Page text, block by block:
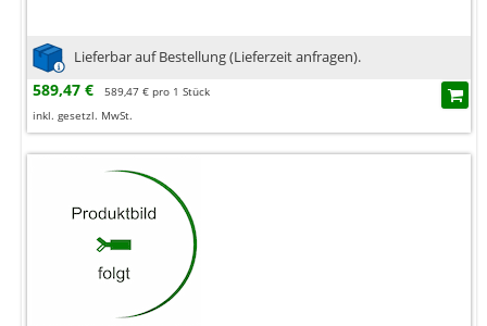
Lieferbar auf Bestellung (Lieferzeit anfragen).
589,47 €
589,47 € pro 1 Stück
inkl. gesetzl. MwSt.